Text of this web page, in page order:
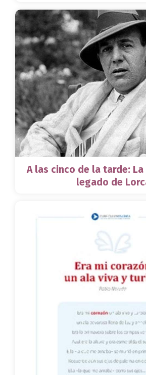
A las cinco de la tarde:
legado de